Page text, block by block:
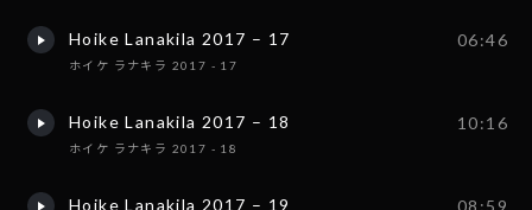
Hoike Lanakila 2017 – 17
ホイケ ラナキラ 2017 - 17
06:46
Hoike Lanakila 2017 – 18
ホイケ ラナキラ 2017 - 18
10:16
Hoike Lanakila 2017 – 19